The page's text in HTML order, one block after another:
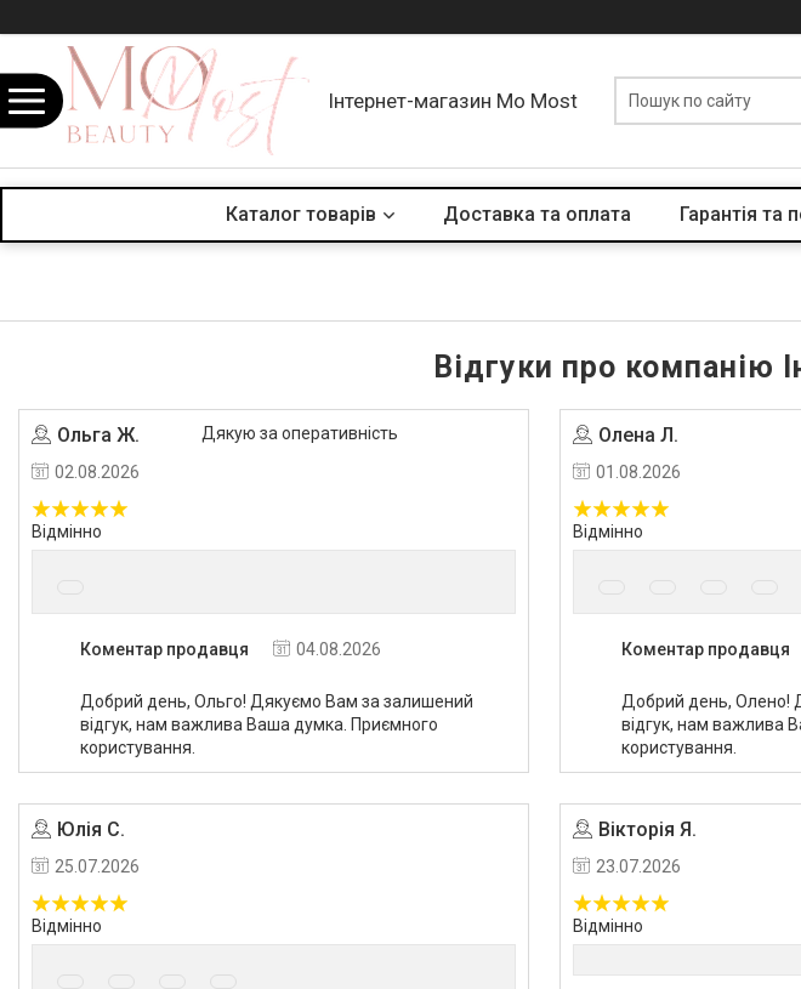
Інтернет-магазин Mo Most
Каталог товарів Доставка та оплата Гарантія та
Відгуки про компанію
Ольга Ж.
02.08.2026
Відмінно
Дякую за оперативність
Коментар продавця 04.08.2026
Добрий день, Ольго! Дякуємо Вам за залишений
відгук, нам важлива Ваша думка. Приємного
користування.
Олена Л.
01.08.2026
Відмінно
Коментар продавця
Добрий день, Олено!
відгук, нам важлива
користування.
Юлія С.
25.07.2026
Відмінно
Вікторія Я.
23.07.2026
Відмінно